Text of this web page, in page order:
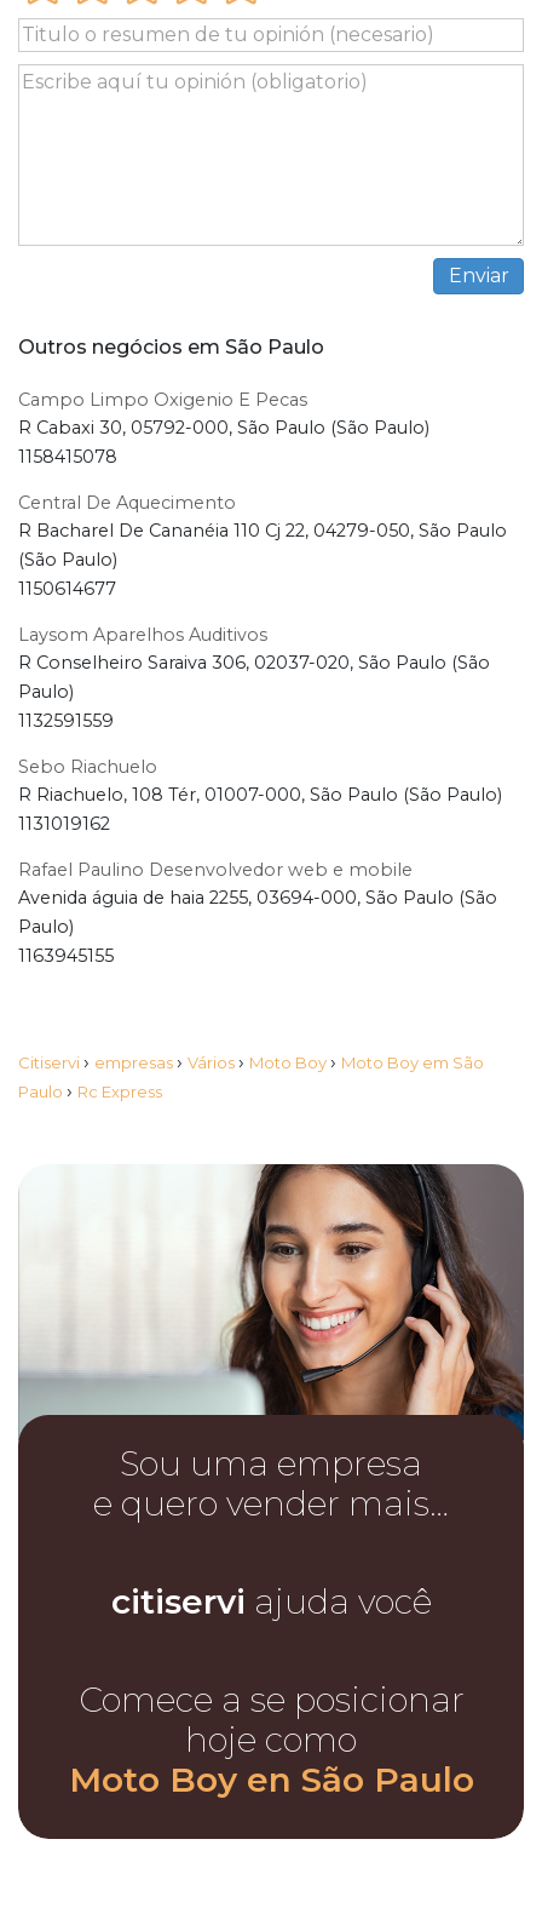
Outros negócios em São Paulo
Campo Limpo Oxigenio E Pecas
R Cabaxi 30, 05792-000, São Paulo (São Paulo)
1158415078
Central De Aquecimento
R Bacharel De Cananéia 110 Cj 22, 04279-050, São Paulo
(São Paulo)
1150614677
Laysom Aparelhos Auditivos
R Conselheiro Saraiva 306, 02037-020, São Paulo (São
Paulo)
1132591559
Sebo Riachuelo
R Riachuelo, 108 Tér, 01007-000, São Paulo (São Paulo)
1131019162
Rafael Paulino Desenvolvedor web e mobile
Avenida águia de haia 2255, 03694-000, São Paulo (São
Paulo)
1163945155
Citiservi › empresas › Vários › Moto Boy › Moto Boy em São
Paulo › Rc Express
Sou uma empresa
e quero vender mais…
citiservi ajuda você
Comece a se posicionar
hoje como
Moto Boy en São Paulo